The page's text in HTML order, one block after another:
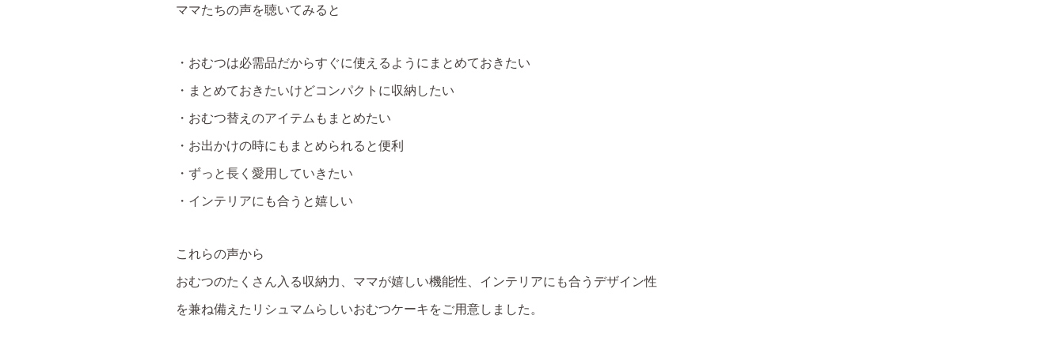
ママたちの声を聴いてみると
・おむつは必需品だからすぐに使えるようにまとめておきたい
・まとめておきたいけどコンパクトに収納したい
・おむつ替えのアイテムもまとめたい
・お出かけの時にもまとめられると便利
・ずっと長く愛用していきたい
・インテリアにも合うと嬉しい
これらの声から
おむつのたくさん入る収納力、ママが嬉しい機能性、インテリアにも合うデザイン性
を兼ね備えたリシュマムらしいおむつケーキをご用意しました。